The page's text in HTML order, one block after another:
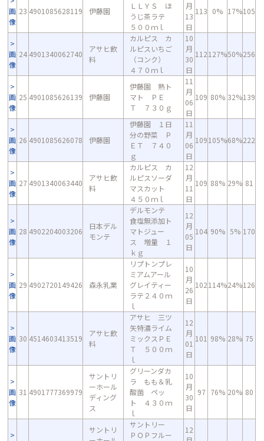
画
像
23 4901085628119 伊藤園
ＬＬＹＳ ほ
うじ茶ラテ
５００ｍｌ
月
13
日
113 0% 17%105
画
像
24 4901340062740
アサヒ飲
料
カルピス カ
ルピスいちご
（コンク）
４７０ｍｌ
10
月
30
日
112127%50%256
画
像
25 4901085626139 伊藤園
伊藤園 熟ト
マト ＰＥ
Ｔ ７３０ｇ
11
月
06
日
109 80% 32%139
画
像
26 4901085626078 伊藤園
伊藤園 １日
分の野菜 Ｐ
ＥＴ ７４０
ｇ
11
月
06
日
109105%68%222
画
像
27 4901340063440
アサヒ飲
料
カルピス カ
ルピスソーダ
マスカット
４５０ｍｌ
12
月
11
日
109 88% 29% 81
画
像
28 4902204003206
日本デル
モンテ
デルモンテ
食塩無添加ト
マトジュー
ス 増量 １
ｋｇ
12
月
05
日
104 90% 5% 170
画
像
29 4902720149426 森永乳業
リプトンプレ
ミアムアール
グレイティー
ラテ２４０ｍ
ｌ
10
月
26
日
102114%24%126
画
像
30 4514603413519
アサヒ飲
料
アサヒ 三ツ
矢特濃ライム
ミックスＰＥ
Ｔ ５００ｍ
ｌ
12
月
01
日
101 98% 28% 75
画
像
31 4901777369979
サントリ
ーホール
ディング
ス
グリーンダカ
ラ もも＆乳
酸菌 ペッ
ト ４３０ｍ
ｌ
10
月
30
日
97 76% 20% 80
サントリ
サントリー
ＰＯＰフルー
12